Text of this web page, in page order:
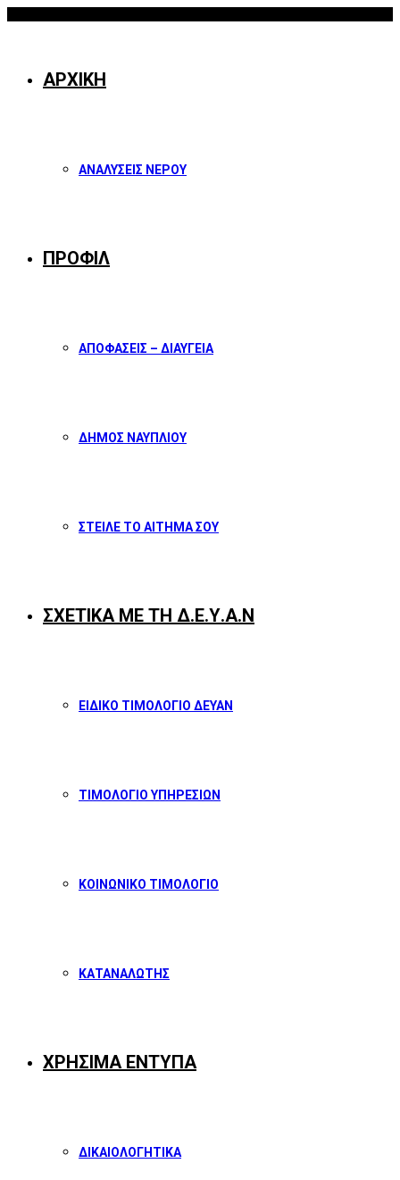
ΑΡΧΙΚΗ
ΑΝΑΛΥΣΕΙΣ ΝΕΡΟΥ
ΠΡΟΦΙΛ
ΑΠΟΦΑΣΕΙΣ – ΔΙΑΥΓΕΙΑ
ΔΗΜΟΣ ΝΑΥΠΛΙΟΥ
ΣΤΕΙΛΕ ΤΟ ΑΙΤΗΜΑ ΣΟΥ
ΣΧΕΤΙΚΑ ΜΕ ΤΗ Δ.Ε.Υ.Α.Ν
ΕΙΔΙΚΟ ΤΙΜΟΛΟΓΙΟ ΔΕΥΑΝ
ΤΙΜΟΛΟΓΙΟ ΥΠΗΡΕΣΙΩΝ
ΚΟΙΝΩΝΙΚΟ ΤΙΜΟΛΟΓΙΟ
ΚΑΤΑΝΑΛΩΤΗΣ
ΧΡΗΣΙΜΑ ΕΝΤΥΠΑ
ΔΙΚΑΙΟΛΟΓΗΤΙΚΑ